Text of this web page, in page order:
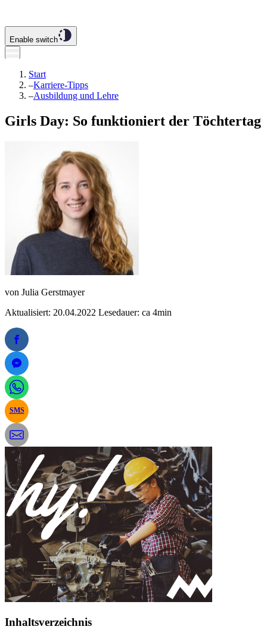
Enable switch
Start
–Karriere-Tipps
–Ausbildung und Lehre
Girls Day: So funktioniert der Töchtertag
von Julia Gerstmayer
Aktualisiert: 20.04.2022 Lesedauer: ca 4min
SMS
Inhaltsverzeichnis